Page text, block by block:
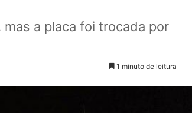
a placa foi trocada por
1 minuto de leitura